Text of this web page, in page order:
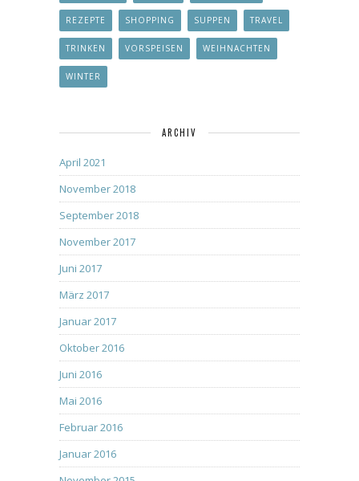
REZEPTE SHOPPING SUPPEN TRAVEL
TRINKEN VORSPEISEN WEIHNACHTEN
WINTER
ARCHIV
April 2021
November 2018
September 2018
November 2017
Juni 2017
März 2017
Januar 2017
Oktober 2016
Juni 2016
Mai 2016
Februar 2016
Januar 2016